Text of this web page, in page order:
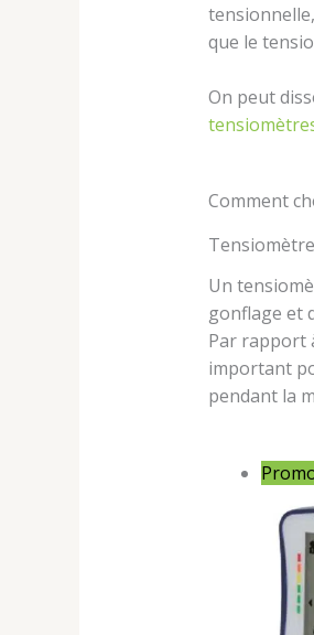
que le
On peut
Comment
Un
gonflage et
Par rapport
important
pendant la